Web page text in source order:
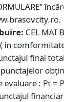
CEL MAI
( in
final
: Pt =